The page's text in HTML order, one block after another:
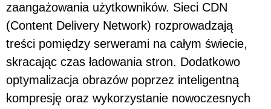
zaangażowania użytkowników. Sieci CDN
(Content Delivery Network) rozprowadzają
treści pomiędzy serwerami na całym świecie,
skracając czas ładowania stron. Dodatkowo
optymalizacja obrazów poprzez inteligentną
kompresję oraz wykorzystanie nowoczesnych